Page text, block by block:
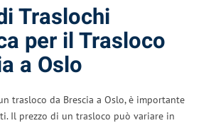
Traslochi
per il Trasloco
a Oslo
trasloco da Brescia a Oslo, è importante
Il prezzo di un trasloco può variare in